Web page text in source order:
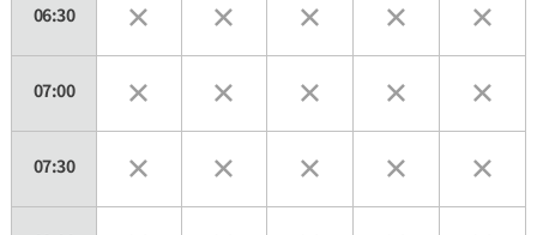
06:30
07:00
07:30